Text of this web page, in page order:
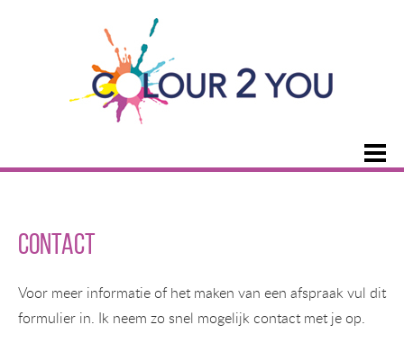
Contact
Voor meer informatie of het maken van een afspraak vul dit
formulier in. Ik neem zo snel mogelijk contact met je op.